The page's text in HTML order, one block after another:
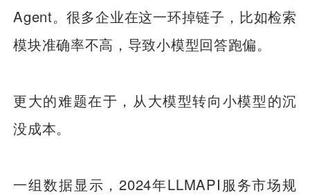
Agent。很多企业在这一环掉链子，比如检索
模块准确率不高，导致小模型回答跑偏。
更大的难题在于，从大模型转向小模型的沉
没成本。
一组数据显示，2024年LLMAPI服务市场规